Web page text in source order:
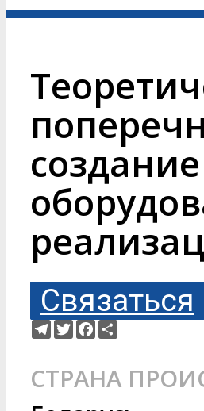
Связаться
Telegram
TwitterFacebook
СТРАНА